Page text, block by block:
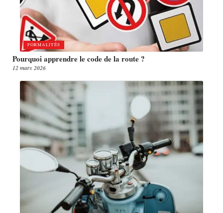
FORMALITÉS
Pourquoi apprendre le code de la route ?
12 mars 2026